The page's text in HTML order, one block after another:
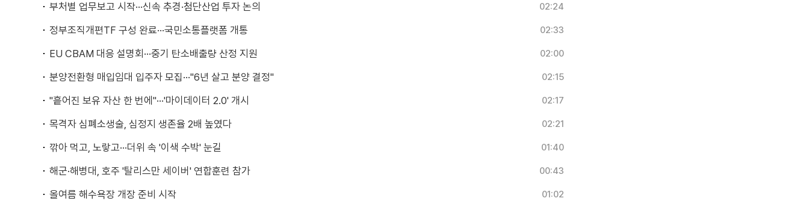
부처별 업무보고 시작···신속 추경·첨단산업 투자 논의 02:24
정부조직개편TF 구성 완료···국민소통플랫폼 개통 02:33
EU CBAM 대응 설명회···중기 탄소배출량 산정 지원 02:00
분양전환형 매입임대 입주자 모집···"6년 살고 분양 결정" 02:15
"흩어진 보유 자산 한 번에"···'마이데이터 2.0' 개시 02:17
목격자 심폐소생술, 심정지 생존율 2배 높였다 02:21
깎아 먹고, 노랗고···더위 속 '이색 수박' 눈길 01:40
해군·해병대, 호주 '탈리스만 세이버' 연합훈련 참가 00:43
올여름 해수욕장 개장 준비 시작 01:02